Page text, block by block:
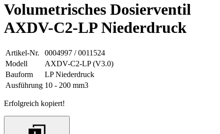
Volumetrisches Dosierventil
AXDV-C2-LP Niederdruck
Artikel-Nr.
0004997 / 0011524
Modell
AXDV-C2-LP (V3.0)
Bauform
LP Niederdruck
Ausführung 10 - 200 mm3
Erfolgreich kopiert!